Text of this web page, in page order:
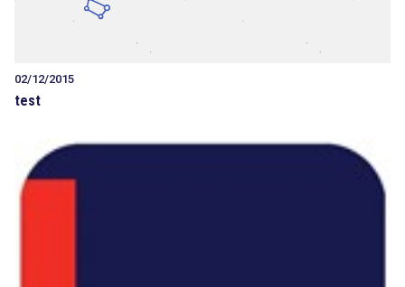
02/12/2015
test